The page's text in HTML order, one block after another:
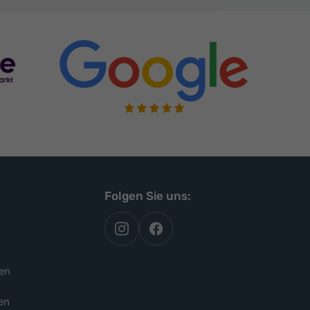
Folgen Sie uns:
autoflex
auf
autoflex24
auf